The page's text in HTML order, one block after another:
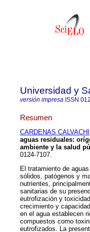
Universidad y
versión impresa ISSN
Resumen
CARDENAS
aguas residuales:
ambiente y la salud
0124-7107.
El tratamiento de
sólidos, patógenos y
nutrientes,
sanitarias de su
eutrofización y
crecimiento y
en el agua establecen
compuestos como
eutrofizados. La